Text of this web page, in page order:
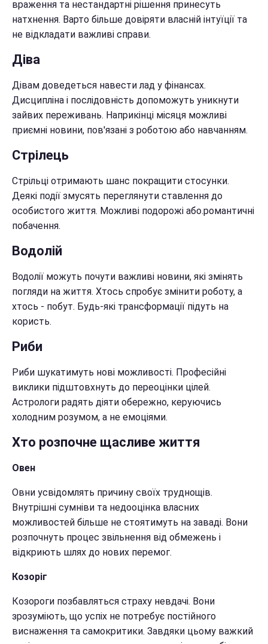
враження та нестандартні рішення принесуть
натхнення. Варто більше довіряти власній інтуїції та
не відкладати важливі справи.
Діва
Дівам доведеться навести лад у фінансах.
Дисципліна і послідовність допоможуть уникнути
зайвих переживань. Наприкінці місяця можливі
приємні новини, пов'язані з роботою або навчанням.
Стрілець
Стрільці отримають шанс покращити стосунки.
Деякі події змусять переглянути ставлення до
особистого життя. Можливі подорожі або.романтичні
побачення.
Водолій
Водолії можуть почути важливі новини, які змінять
погляди на життя. Хтось спробує змінити роботу, а
хтось - побут. Будь-які трансформації підуть на
користь.
Риби
Риби шукатимуть нові можливості. Професійні
виклики підштовхнуть до переоцінки цілей.
Астрологи радять діяти обережно, керуючись
холодним розумом, а не емоціями.
Хто розпочне щасливе життя
Овен
Овни усвідомлять причину своїх труднощів.
Внутрішні сумніви та недооцінка власних
можливостей більше не стоятимуть на заваді. Вони
розпочнуть процес звільнення від обмежень і
відкриють шлях до нових перемог.
Козоріг
Козороги позбавляться страху невдачі. Вони
зрозуміють, що успіх не потребує постійного
виснаження та самокритики. Завдяки цьому важкий